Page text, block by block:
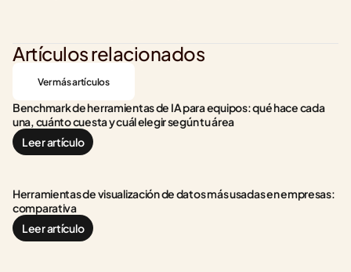
Artículos relacionados
Ver más artículos
Benchmark de herramientas de IA para equipos: qué hace cada
una, cuánto cuesta y cuál elegir según tu área
Leer artículo
Herramientas de visualización de datos más usadas en empresas:
comparativa
Leer artículo